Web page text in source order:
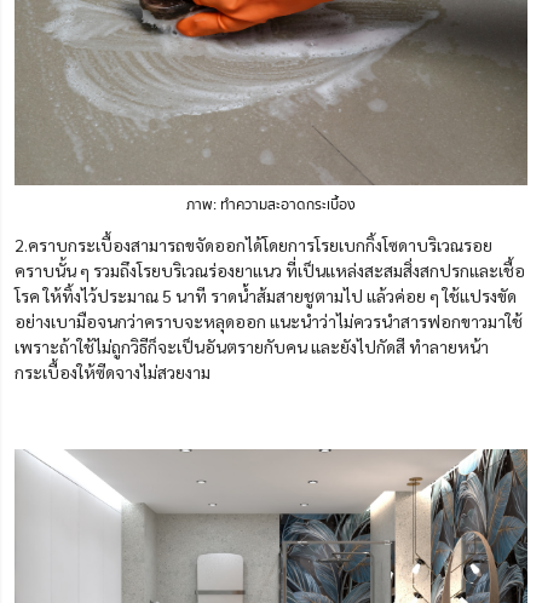
ภาพ: ทำความสะอาดกระเบื้อง
2.คราบกระเบื้องสามารถขจัดออกได้โดยการโรยเบกกิ้งโซดาบริเวณรอย
คราบนั้น ๆ รวมถึงโรยบริเวณร่องยาแนว ที่เป็นแหล่งสะสมสิ่งสกปรกและเชื้อ
โรค ให้ทิ้งไว้ประมาณ 5 นาที ราดน้ำส้มสายชูตามไป แล้วค่อย ๆ ใช้แปรงขัด
อย่างเบามือจนกว่าคราบจะหลุดออก แนะนำว่าไม่ควรนำสารฟอกขาวมาใช้
เพราะถ้าใช้ไม่ถูกวิธีก็จะเป็นอันตรายกับคน และยังไปกัดสี ทำลายหน้า
กระเบื้องให้ซีดจางไม่สวยงาม